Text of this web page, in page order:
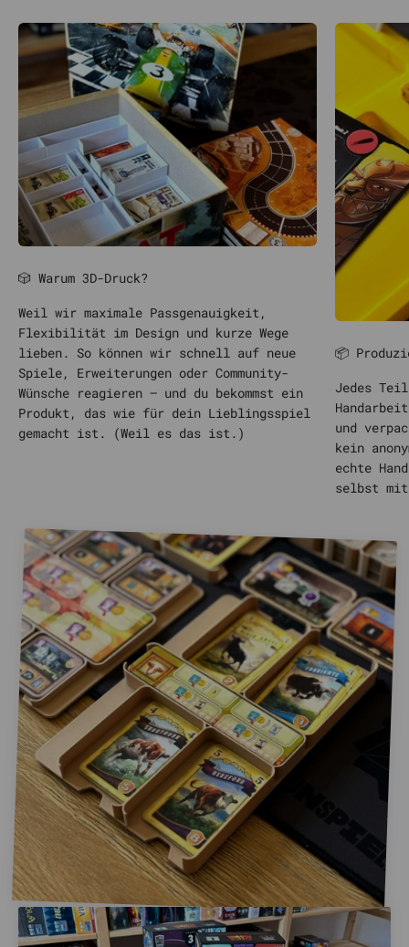
🎲 Warum 3D-Druck?
Weil wir maximale Passgenauigkeit,
Flexibilität im Design und kurze Wege
lieben. So können wir schnell auf neue
Spiele, Erweiterungen oder Community-
Wünsche reagieren – und du bekommst ein
Produkt, das wie für dein Lieblingsspiel
gemacht ist. (Weil es das ist.)
📦
Jedes
und
kein
echte
selbst